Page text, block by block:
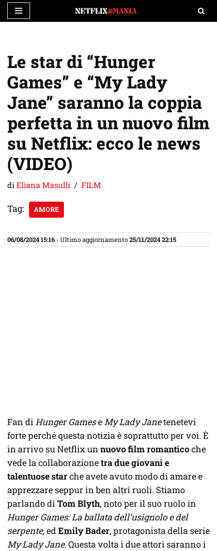
contenuto
Le star di “Hunger
Games” e “My Lady
Jane” saranno la coppia
perfetta in un nuovo film
su Netflix: ecco le news
(VIDEO)
di Eliana Masulli FILM
Tag: AMORE
06/08/2024 15:16 - Ultimo aggiornamento25/11/2024 22:15
Fan di Hunger Gamese My Lady Janetenetevi
forte perché questa notizia è soprattutto per voi. È
in arrivo su Netflix un nuovo film romanticoche
vede la collaborazionetra due giovani e
talentuose starche avete avuto modo di amare e
apprezzare seppur in ben altri ruoli. Stiamo
parlando di Tom Blyth, noto per il suo ruolo in
Hunger Games: La ballata dell’usignolo e del
serpente,ed Emily Bader, protagonista della serie
My Lady Jane. Questa volta i due attori saranno i